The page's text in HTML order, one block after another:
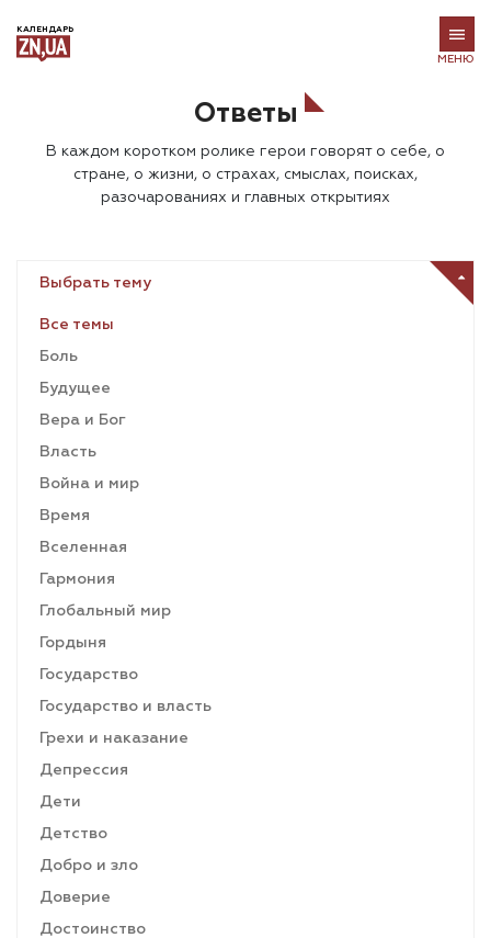
КАЛЕНДАРЬ
МЕНЮ
Ответы
В каждом коротком ролике герои говорят о себе, о
стране, о жизни, о страхах, смыслах, поисках,
разочарованиях и главных открытиях
Выбрать тему
Все темы
Боль
Будущее
Вера и Бог
Власть
Война и мир
Время
Вселенная
Гармония
Глобальный мир
Гордыня
Государство
Государство и власть
Грехи и наказание
Депрессия
Дети
Детство
Добро и зло
Доверие
Достоинство